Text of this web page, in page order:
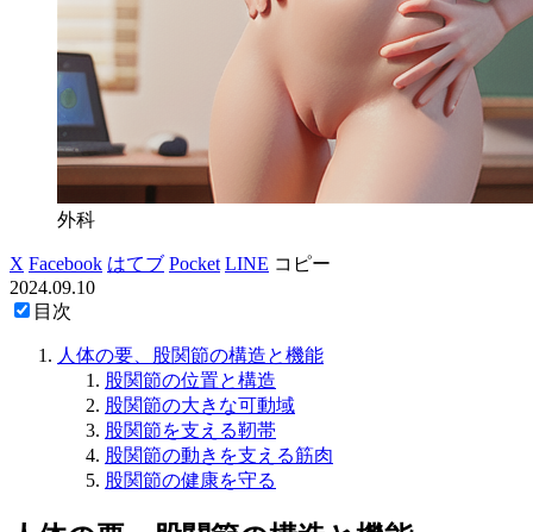
外科
X Facebook はてブ Pocket LINE コピー
2024.09.10
目次
人体の要、股関節の構造と機能
股関節の位置と構造
股関節の大きな可動域
股関節を支える靭帯
股関節の動きを支える筋肉
股関節の健康を守る